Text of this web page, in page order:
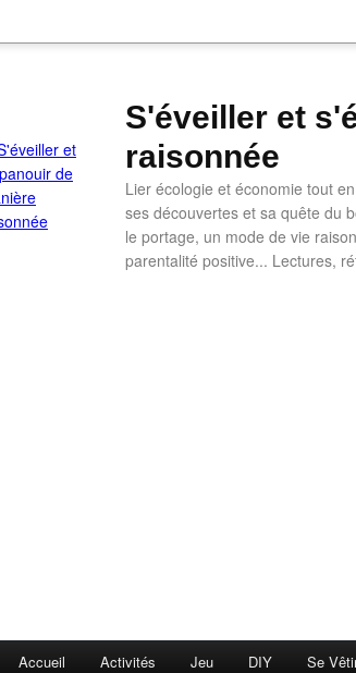
S'éveiller et
raisonnée
Lier écologie et économie tout
ses découvertes et sa quête du
le portage, un mode de vie
parentalité positive... Lectures,
Accueil Activités Jeu DIY Se